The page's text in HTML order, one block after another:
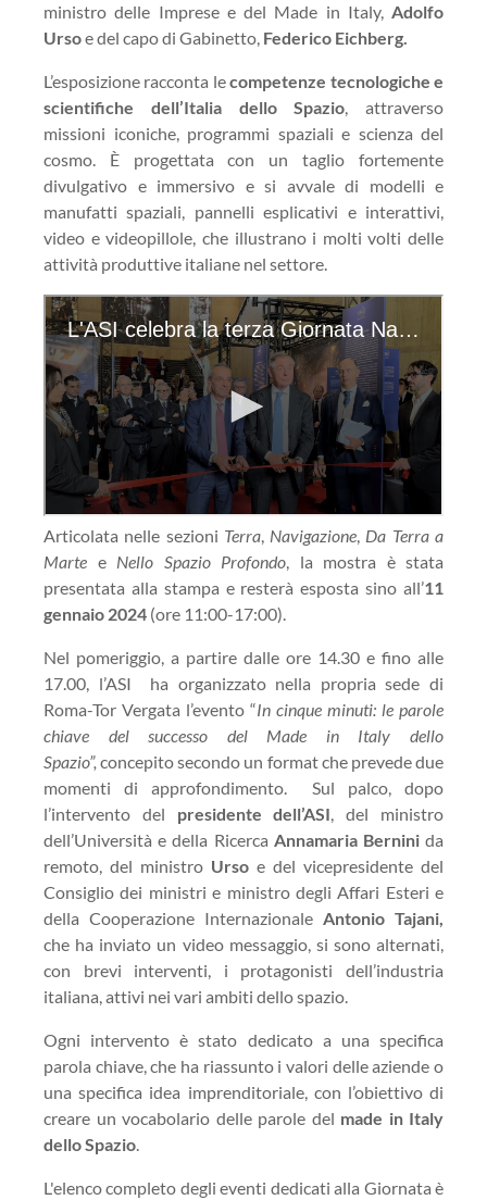
ministro delle Imprese e del Made in Italy, Adolfo
Ursoe del capo di Gabinetto, Federico Eichberg.
L’esposizione racconta lecompetenze tecnologiche e
scientifiche dell’Italia dello Spazio, attraverso
missioni iconiche, programmi spaziali e scienza del
cosmo. È progettata con un taglio fortemente
divulgativo e immersivo e si avvale di modelli e
manufatti spaziali, pannelli esplicativi e interattivi,
video e videopillole, che illustrano i molti volti delle
attività produttive italiane nel settore.
Articolata nelle sezioni Terra, Navigazione, Da Terra a
Marte e Nello Spazio Profondo, la mostra è stata
presentata alla stampa e resterà esposta sino all’11
gennaio 2024 (ore 11:00-17:00).
Nel pomeriggio, a partire dalle ore 14.30 e fino alle
17.00, l’ASI ha organizzato nella propria sede di
Roma-Tor Vergata l’evento “In cinque minuti: le parole
chiave del successo del Made in Italy dello
Spazio”,concepito secondo un format che prevede due
momenti di approfondimento. Sul palco, dopo
l’intervento del presidente dell’ASI, del ministro
dell’Università e della Ricerca Annamaria Berninida
remoto, del ministro Urso e del vicepresidente del
Consiglio dei ministri e ministro degli Affari Esteri e
della Cooperazione Internazionale Antonio Tajani,
che ha inviato un video messaggio, si sono alternati,
con brevi interventi, i protagonisti dell’industria
italiana, attivi nei vari ambiti dello spazio.
Ogni intervento è stato dedicato a una specifica
parola chiave, che ha riassunto i valori delle aziende o
una specifica idea imprenditoriale, con l’obiettivo di
creare un vocabolario delle parole del made in Italy
dello Spazio.
L'elenco completo degli eventi dedicati alla Giornata è